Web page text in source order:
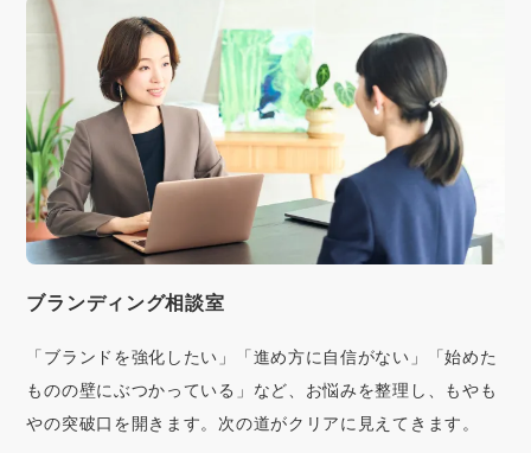
ブランディング相談室
「ブランドを強化したい」「進め方に自信がない」「始めた
ものの壁にぶつかっている」など、お悩みを整理し、もやも
やの突破口を開きます。次の道がクリアに見えてきます。